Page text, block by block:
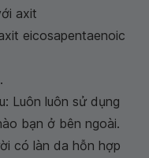
axit
eicosapentaenoic
.
Luôn luôn sử dụng
bạn ở bên ngoài.
có làn da hỗn hợp